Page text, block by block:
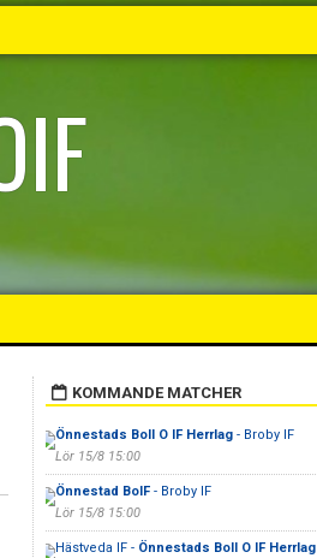
KOMMANDE MATCHER
Önnestads Boll O IF Herrlag- Broby IF
Lör 15/8 15:00
Önnestad BoIF- Broby IF
Lör 15/8 15:00
Hästveda IF - Önnestads Boll O IF Herrlag